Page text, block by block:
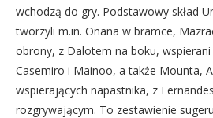
wchodzą do gry. Podstawowy skład
tworzyli m.in. Onana w bramce,
obrony, z Dalotem na boku,
Casemiro i Mainoo, a także Mounta,
wspierających napastnika, z
rozgrywającym. To zestawienie